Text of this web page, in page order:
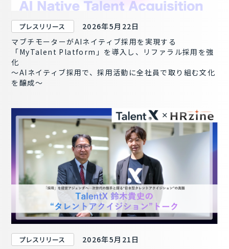
プレスリリース
2026年5月22日
マブチモーターがAIネイティブ採用を実現する
「MyTalent Platform」を導入し、リファラル採用を強
化
～AIネイティブ採用で、採用活動に全社員で取り組む文化
を醸成～
プレスリリース
2026年5月21日